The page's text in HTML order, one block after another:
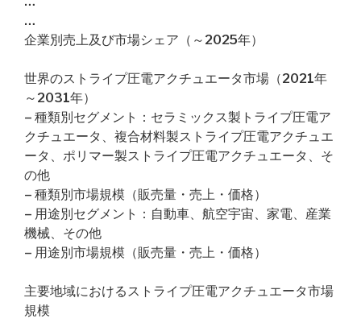
…
企業別売上及び市場シェア（～2025年）
世界のストライプ圧電アクチュエータ市場（2021年
～2031年）
– 種類別セグメント：セラミックス製トライプ圧電ア
クチュエータ、複合材料製ストライプ圧電アクチュエ
ータ、ポリマー製ストライプ圧電アクチュエータ、そ
の他
– 種類別市場規模（販売量・売上・価格）
– 用途別セグメント：自動車、航空宇宙、家電、産業
機械、その他
– 用途別市場規模（販売量・売上・価格）
主要地域におけるストライプ圧電アクチュエータ市場
規模